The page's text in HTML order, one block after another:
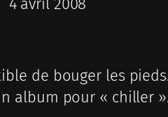
de bouger les
album pour « chiller